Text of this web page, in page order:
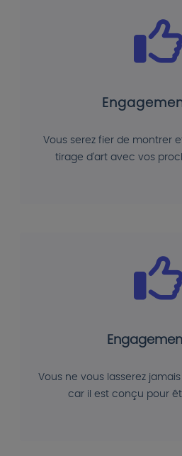
Vous serez fier de montrer
tirage d'art avec vos
Vous ne vous lasserez
car il est conçu pour